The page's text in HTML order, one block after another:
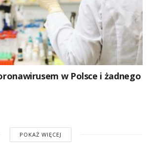
w Polsce i żadnego
POKAŻ WIĘCEJ